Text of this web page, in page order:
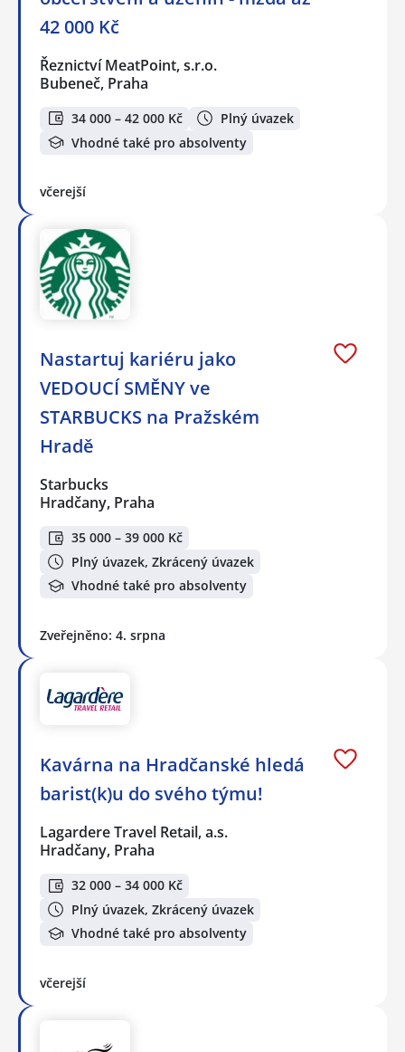
42 000 Kč
Řeznictví MeatPoint, s.r.o.
Bubeneč, Praha
34 000 – 42 000 Kč
Plný úvazek
Vhodné také pro absolventy
včerejší
Nastartuj kariéru jako
VEDOUCÍ SMĚNY ve
STARBUCKS na Pražském
Hradě
Starbucks
Hradčany, Praha
35 000 – 39 000 Kč
Plný úvazek, Zkrácený úvazek
Vhodné také pro absolventy
Zveřejněno: 4. srpna
Kavárna na Hradčanské hledá
barist(k)u do svého týmu!
Lagardere Travel Retail, a.s.
Hradčany, Praha
32 000 – 34 000 Kč
Plný úvazek, Zkrácený úvazek
Vhodné také pro absolventy
včerejší